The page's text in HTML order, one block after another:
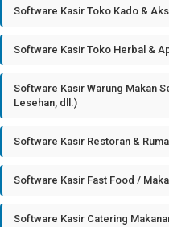
Software Kasir Toko Kado &
Software Kasir Toko Herbal &
Software Kasir Warung Makan
Lesehan, dll.)
Software Kasir Restoran &
Software Kasir Fast Food /
Software Kasir Catering